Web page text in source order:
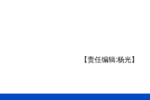
【责任编辑:杨光】